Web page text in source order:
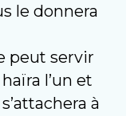
le donnera
peut servir
l’un et
à